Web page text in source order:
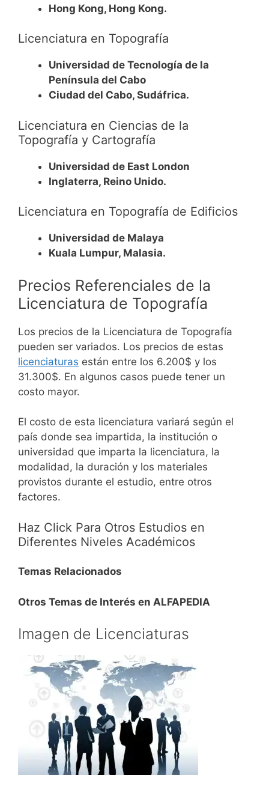
Hong Kong, Hong Kong.
Licenciatura en Topografía
Universidad de Tecnología de la
Península del Cabo
Ciudad del Cabo, Sudáfrica.
Licenciatura en Ciencias de la
Topografía y Cartografía
Universidad de East London
Inglaterra, Reino Unido.
Licenciatura en Topografía de Edificios
Universidad de Malaya
Kuala Lumpur, Malasia.
Precios Referenciales de la
Licenciatura de Topografía
Los precios de la Licenciatura de Topografía
pueden ser variados. Los precios de estas
licenciaturas están entre los 6.200$ y los
31.300$. En algunos casos puede tener un
costo mayor.
El costo de esta licenciatura variará según el
país donde sea impartida, la institución o
universidad que imparta la licenciatura, la
modalidad, la duración y los materiales
provistos durante el estudio, entre otros
factores.
Haz Click Para Otros Estudios en
Diferentes Niveles Académicos
Temas Relacionados
Otros Temas de Interés en ALFAPEDIA
Imagen de Licenciaturas